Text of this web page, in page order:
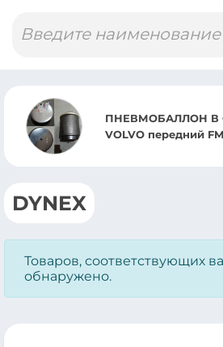
товаров
ПНЕВМОБАЛЛОН В
DYNEX
Товаров, соответствующих
обнаружено.